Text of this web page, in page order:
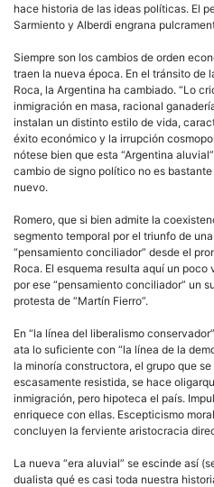
hace historia de las ideas políticas. El
Sarmiento y Alberdi engrana
Siempre son los cambios de orden
traen la nueva época. En el tránsito de
Roca, la Argentina ha cambiado. “Lo
inmigración en masa, racional
instalan un distinto estilo de vida,
éxito económico y la irrupción
nótese bien que esta “Argentina
cambio de signo político no es
nuevo.
Romero, que si bien admite la
segmento temporal por el triunfo de
“pensamiento conciliador” desde el
Roca. El esquema resulta aquí un
por ese “pensamiento conciliador” un
protesta de “Martín Fierro”.
En “la línea del liberalismo
ata lo suficiente con “la línea de la
la minoría constructora, el grupo que
escasamente resistida, se hace
inmigración, pero hipoteca el país.
enriquece con ellas. Escepticismo
concluyen la ferviente aristocracia
La nueva “era aluvial” se escinde así
dualista qué es casi toda nuestra